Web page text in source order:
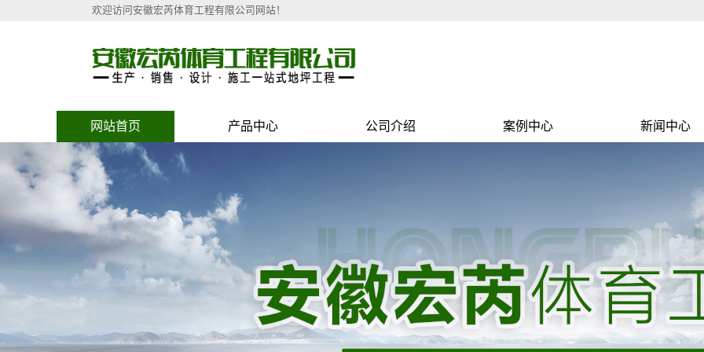
欢迎访问安徽宏芮体育工程有限公司网站！
网站首页 产品中心 公司介绍 案例中心 新闻中心